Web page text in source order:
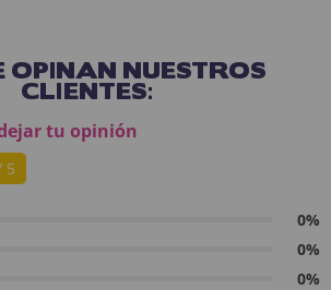
OPINAN NUESTROS
CLIENTES:
tu opinión
5
0%
0%
0%